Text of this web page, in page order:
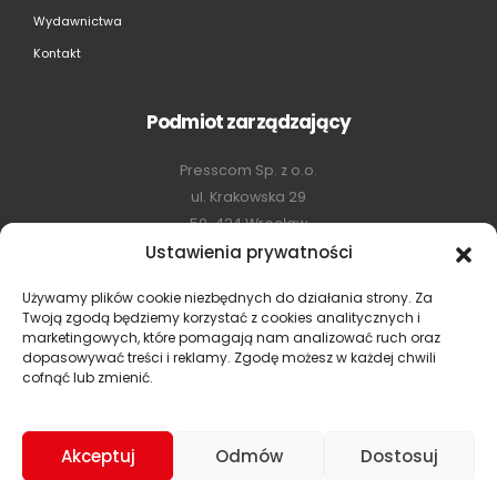
Ustawienia prywatności
Używamy plików cookie niezbędnych do działania strony. Za
Twoją zgodą będziemy korzystać z cookies analitycznych i
marketingowych, które pomagają nam analizować ruch oraz
dopasowywać treści i reklamy. Zgodę możesz w każdej chwili
cofnąć lub zmienić.
Akceptuj Odmów Dostosuj
Wydawnictwa
Kontakt
Podmiot zarządzający
Presscom Sp. z o.o.
ul. Krakowska 29
50-424 Wrocław
NIP: 897 168 80 84
2.02.00015/2005